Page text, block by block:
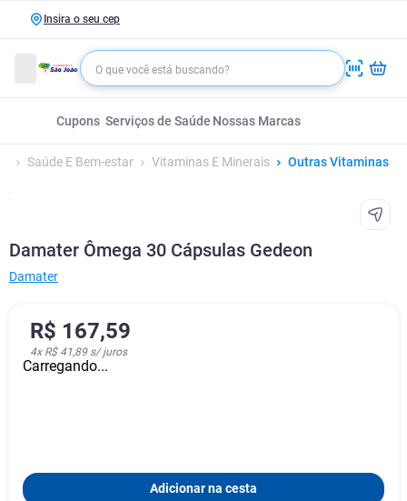
Insira o seu cep
Cupons Serviços de Saúde Nossas Marcas
Saúde E Bem-estar Vitaminas E Minerais Outras Vitaminas
Damater Ômega 30 Cápsulas Gedeon
Damater
R$ 167,59
4x R$ 41,89s/ juros
Carregando...
Adicionar na cesta